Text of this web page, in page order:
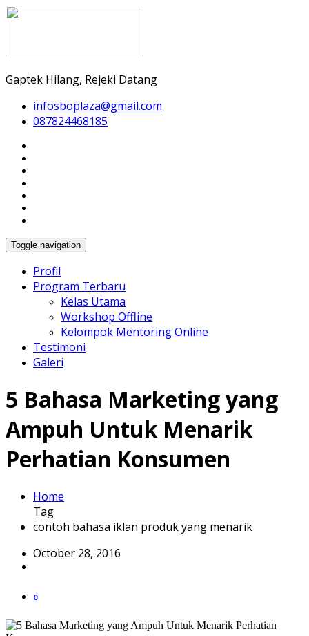
Gaptek Hilang, Rejeki Datang
infosboplaza@gmail.com
087824468185
Toggle navigation
Profil
Program Terbaru
Kelas Utama
Workshop Offline
Kelompok Mentoring Online
Testimoni
Galeri
5 Bahasa Marketing yang
Ampuh Untuk Menarik
Perhatian Konsumen
Home
Tag
contoh bahasa iklan produk yang menarik
October 28, 2016
0